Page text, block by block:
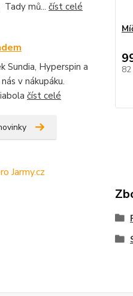
mů... číst celé
Sundia, Hyperspin a
v nákupáku.
číst celé
82